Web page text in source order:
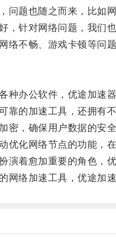
题也随之而来，比如网
针对网络问题，我们也
不畅、游戏卡顿等问题
办公软件，优途加速器
的加速工具，还拥有不
，确保用户数据的安全
化网络节点的功能，在
着愈加重要的角色，优
络加速工具，优途加速